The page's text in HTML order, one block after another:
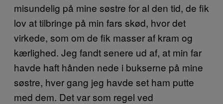
misundelig på mine søstre for al den tid, de fik
lov at tilbringe på min fars skød, hvor det
virkede, som om de fik masser af kram og
kærlighed. Jeg fandt senere ud af, at min far
havde haft hånden nede i bukserne på mine
søstre, hver gang jeg havde set ham putte
med dem. Det var som regel ved